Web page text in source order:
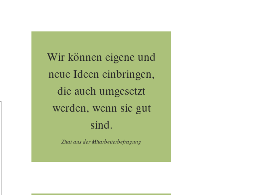
Wir können eigene und
neue Ideen einbringen,
die auch umgesetzt
werden, wenn sie gut
sind.
Zitat aus der Mitarbeiterbefragung